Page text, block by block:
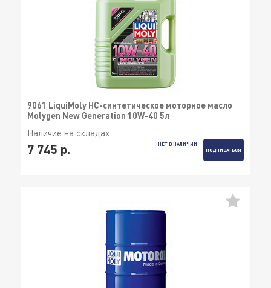
9061 LiquiMoly НС-синтетическое моторное масло
Molygen New Generation 10W-40 5л
Наличие на складах
7 745 р.
НЕТ В НАЛИЧИИ
ПОДПИСАТЬСЯ